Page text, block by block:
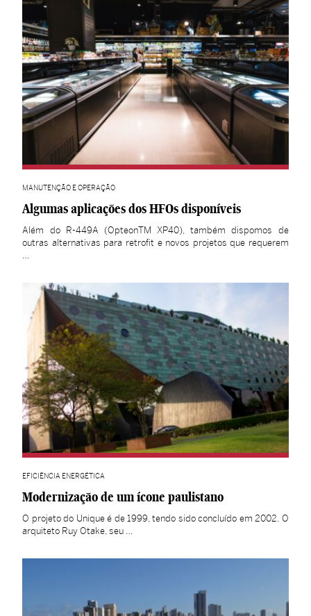
MANUTENÇÃO E OPERAÇÃO
Algumas aplicações dos HFOs disponíveis
Além do R-449A (OpteonTM XP40), também dispomos de
outras alternativas para retrofit e novos projetos que requerem
…
EFICIÊNCIA ENERGÉTICA
Modernização de um ícone paulistano
O projeto do Unique é de 1999, tendo sido concluído em 2002. O
arquiteto Ruy Otake, seu …